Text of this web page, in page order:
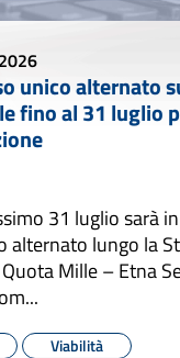
unico alternato
fino al 31 luglio
31 luglio sarà
alternato lungo la
Mille – Etna
Viabilità